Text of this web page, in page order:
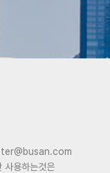
사용하는것은